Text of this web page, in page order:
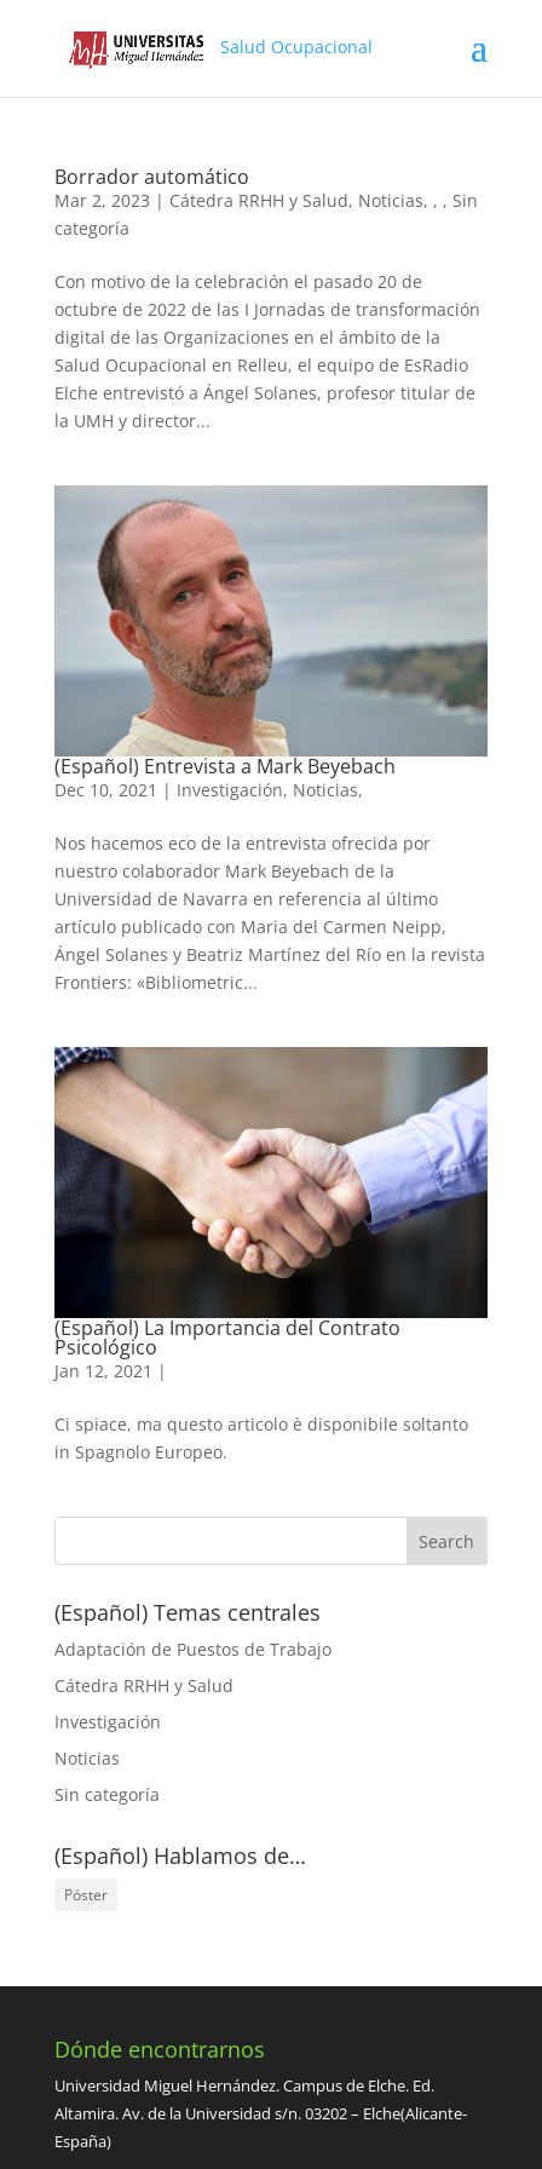
Salud Ocupacional
Borrador automático
Mar 2, 2023 | Cátedra RRHH y Salud, Noticias, , , Sin
categoría
Con motivo de la celebración el pasado 20 de
octubre de 2022 de las I Jornadas de transformación
digital de las Organizaciones en el ámbito de la
Salud Ocupacional en Relleu, el equipo de EsRadio
Elche entrevistó a Ángel Solanes, profesor titular de
la UMH y director...
(Español) Entrevista a Mark Beyebach
Dec 10, 2021 | Investigación, Noticias,
Nos hacemos eco de la entrevista ofrecida por
nuestro colaborador Mark Beyebach de la
Universidad de Navarra en referencia al último
artículo publicado con Maria del Carmen Neipp,
Ángel Solanes y Beatriz Martínez del Río en la revista
Frontiers: «Bibliometric...
(Español) La Importancia del Contrato
Psicológico
Jan 12, 2021 |
Ci spiace, ma questo articolo è disponibile soltanto
in Spagnolo Europeo.
(Español) Temas centrales
Adaptación de Puestos de Trabajo
Cátedra RRHH y Salud
Investigación
Noticias
Sin categoría
(Español) Hablamos de…
Póster
Dónde encontrarnos
Universidad Miguel Hernández. Campus de Elche. Ed.
Altamira. Av. de la Universidad s/n. 03202 – Elche(Alicante-
España)